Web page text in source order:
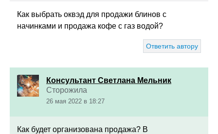
Как выбрать оквэд для продажи блинов с
начинками и продажа кофе с газ водой?
Ответить автору
Консультант Светлана Мельник
Сторожила
26 мая 2022 в 18:27
Как будет организована продажа? В